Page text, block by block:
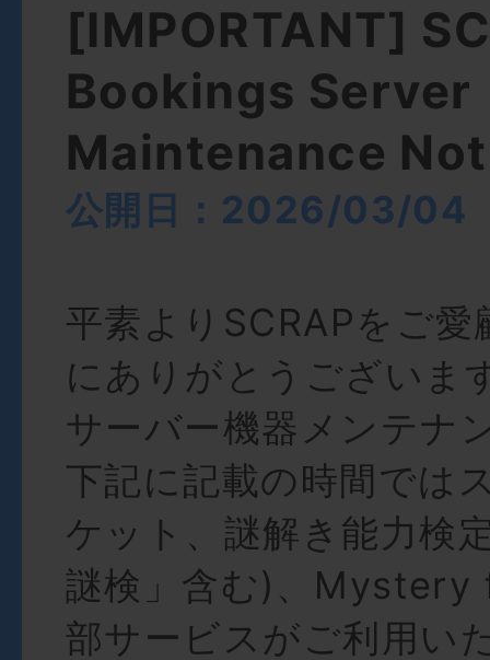
[IMPORTANT]
Bookings Server
Maintenance
公開日：2026/03/04
平素よりSCRAPをご愛
にありがとうございま
サーバー機器メンテナ
下記に記載の時間では
ケット、謎解き能力検
謎検」含む)、Mystery
部サービスがご利用い